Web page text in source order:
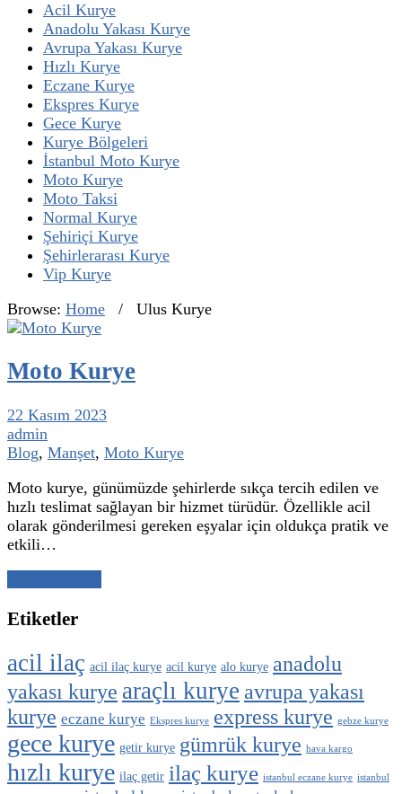
Acil Kurye
Anadolu Yakası Kurye
Avrupa Yakası Kurye
Hızlı Kurye
Eczane Kurye
Ekspres Kurye
Gece Kurye
Kurye Bölgeleri
İstanbul Moto Kurye
Moto Kurye
Moto Taksi
Normal Kurye
Şehiriçi Kurye
Şehirlerarası Kurye
Vip Kurye
Browse: Home / Ulus Kurye
Moto Kurye
22 Kasım 2023
admin
Blog, Manşet, Moto Kurye
Moto kurye, günümüzde şehirlerde sıkça tercih edilen ve
hızlı teslimat sağlayan bir hizmet türüdür. Özellikle acil
olarak gönderilmesi gereken eşyalar için oldukça pratik ve
etkili…
Etiketler
acil ilaç acil ilaç kurye acil kurye alo kurye anadolu
yakası kurye araçlı kurye avrupa yakası
kurye eczane kurye Ekspres kurye express kurye gebze kurye
gece kurye getir kurye gümrük kurye hava kargo
hızlı kurye ilaç getir ilaç kurye istanbul eczane kurye istanbul